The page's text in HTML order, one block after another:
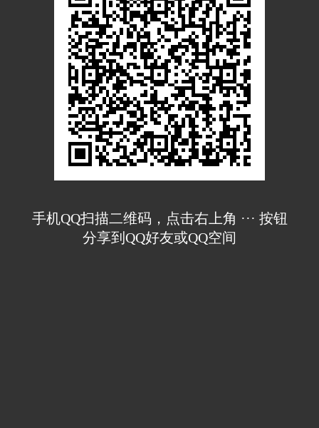
手机QQ扫描二维码，点击右上角 ··· 按钮
分享到QQ好友或QQ空间